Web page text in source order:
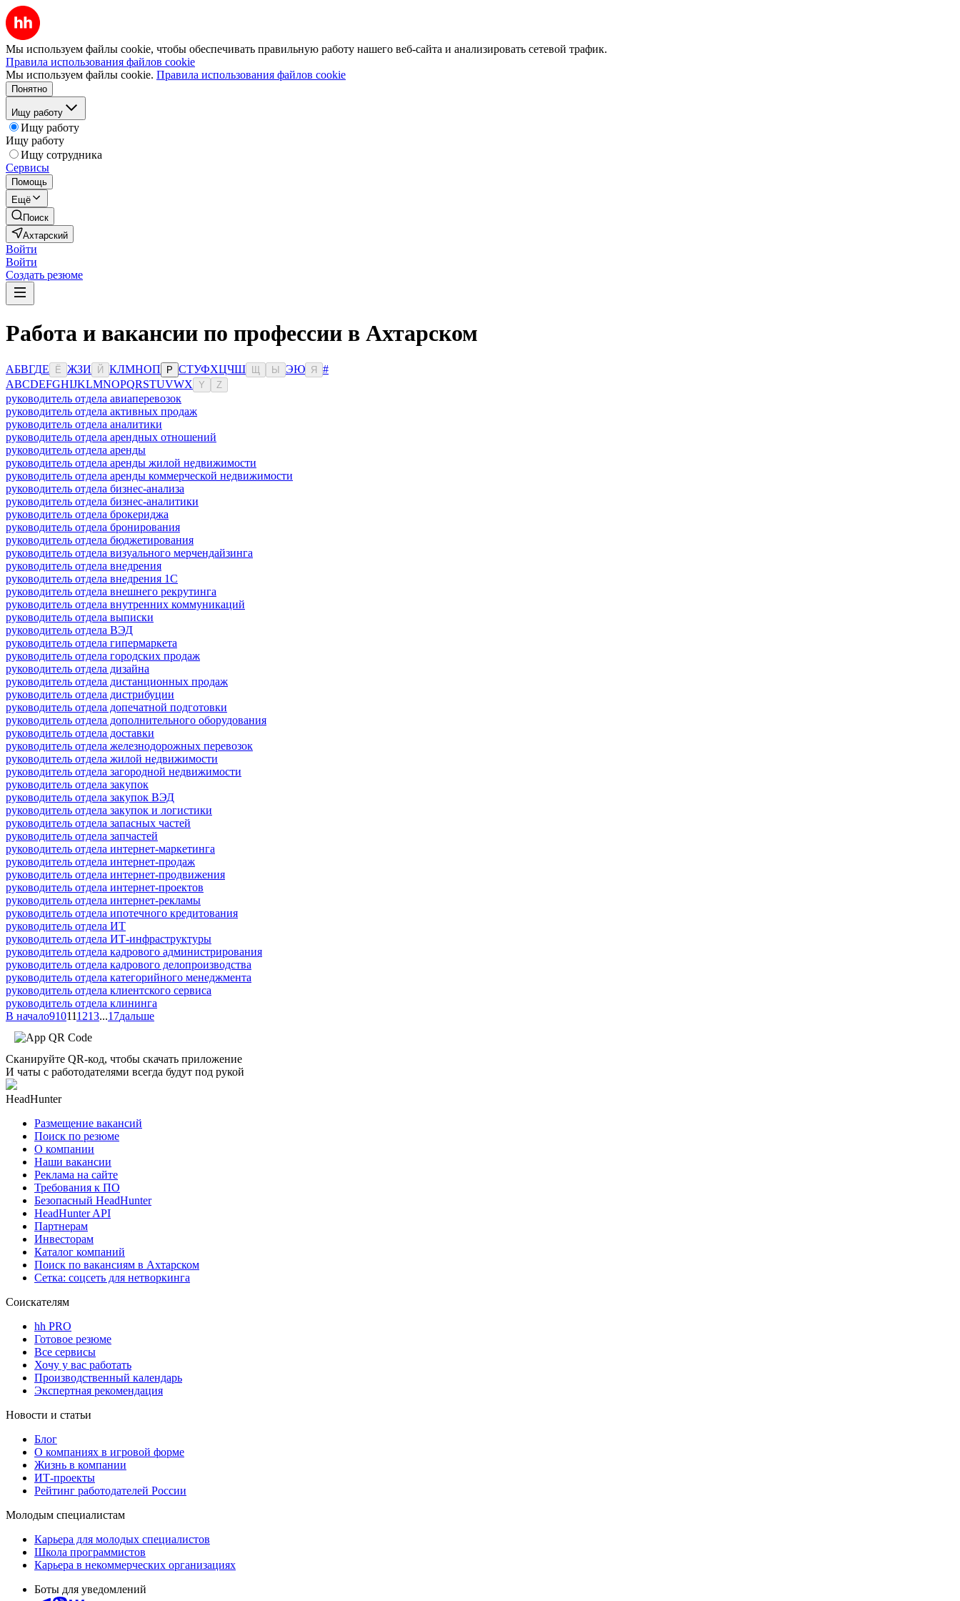
Мы используем файлы cookie, чтобы обеспечивать правильную работу нашего веб-сайта и анализировать сетевой трафик.
Правила использования файлов cookie
Мы используем файлы cookie. Правила использования файлов cookie
Понятно
Ищу работу
Ищу работу
Ищу работу
Ищу сотрудника
Сервисы
Помощь
Ещё
Поиск
Ахтарский
Войти
Войти
Создать резюме
Работа и вакансии по профессии в Ахтарском
АБВГДЕ Ё ЖЗИ Й КЛМНОП Р СТУФХЦЧШ Ы ЭЮ Я
#
ABCDEFGHIJKLMNOPQRSTUVWX Y Z
руководитель отдела авиаперевозок
руководитель отдела активных продаж
руководитель отдела аналитики
руководитель отдела арендных отношений
руководитель отдела аренды
руководитель отдела аренды жилой недвижимости
руководитель отдела аренды коммерческой недвижимости
руководитель отдела бизнес-анализа
руководитель отдела бизнес-аналитики
руководитель отдела брокериджа
руководитель отдела бронирования
руководитель отдела бюджетирования
руководитель отдела визуального мерчендайзинга
руководитель отдела внедрения
руководитель отдела внедрения 1С
руководитель отдела внешнего рекрутинга
руководитель отдела внутренних коммуникаций
руководитель отдела выписки
руководитель отдела ВЭД
руководитель отдела гипермаркета
руководитель отдела городских продаж
руководитель отдела дизайна
руководитель отдела дистанционных продаж
руководитель отдела дистрибуции
руководитель отдела допечатной подготовки
руководитель отдела дополнительного оборудования
руководитель отдела доставки
руководитель отдела железнодорожных перевозок
руководитель отдела жилой недвижимости
руководитель отдела загородной недвижимости
руководитель отдела закупок
руководитель отдела закупок ВЭД
руководитель отдела закупок и логистики
руководитель отдела запасных частей
руководитель отдела запчастей
руководитель отдела интернет-маркетинга
руководитель отдела интернет-продаж
руководитель отдела интернет-продвижения
руководитель отдела интернет-проектов
руководитель отдела интернет-рекламы
руководитель отдела ипотечного кредитования
руководитель отдела ИТ
руководитель отдела ИТ-инфраструктуры
руководитель отдела кадрового администрирования
руководитель отдела кадрового делопроизводства
руководитель отдела категорийного менеджмента
руководитель отдела клиентского сервиса
руководитель отдела клининга
В начало910111213...17дальше
Сканируйте QR-код, чтобы скачать приложение
И чаты с работодателями всегда будут под рукой
HeadHunter
Размещение вакансий
Поиск по резюме
О компании
Наши вакансии
Реклама на сайте
Требования к ПО
Безопасный HeadHunter
HeadHunter API
Партнерам
Инвесторам
Каталог компаний
Поиск по вакансиям в Ахтарском
Сетка: соцсеть для нетворкинга
Соискателям
hh PRO
Готовое резюме
Все сервисы
Хочу у вас работать
Производственный календарь
Экспертная рекомендация
Новости и статьи
Блог
О компаниях в игровой форме
Жизнь в компании
ИТ-проекты
Рейтинг работодателей России
Молодым специалистам
Карьера для молодых специалистов
Школа программистов
Карьера в некоммерческих организациях
Боты для уведомлений